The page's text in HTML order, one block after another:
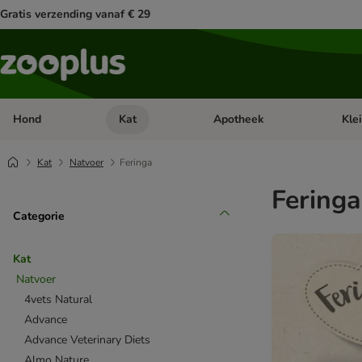
Gratis verzending vanaf € 29
Hond Open categorie menu: Hond
Kat Open categorie menu: Kat
Apotheek
Kat Natvoer Feringa
Categorie
Kat
Natvoer
4vets Natural
Advance
Advance Veterinary Diets